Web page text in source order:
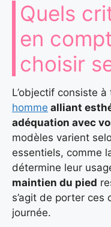
Quels
en
choisir
L’objectif consiste à
homme alliant
adéquation avec
modèles varient
essentiels, comme
détermine leur
maintien du pied
s’agit de porter ces
journée.